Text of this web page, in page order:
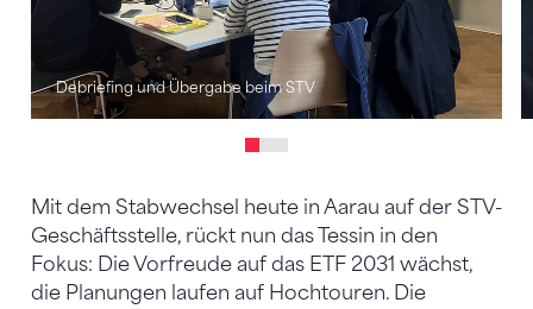
Debriefing und Übergabe beim STV
Mit dem Stabwechsel heute in Aarau auf der STV-
Geschäftsstelle, rückt nun das Tessin in den
Fokus: Die Vorfreude auf das ETF 2031 wächst,
die Planungen laufen auf Hochtouren. Die